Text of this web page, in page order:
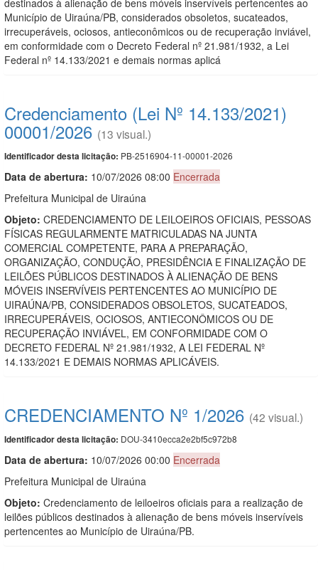
Município de Uiraúna/PB, considerados obsoletos, sucateados,
irrecuperáveis, ociosos, antieconômicos ou de recuperação inviável,
em conformidade com o Decreto Federal nº 21.981/1932, a Lei
Federal nº 14.133/2021 e demais normas aplicá
Credenciamento (Lei Nº 14.133/2021)
00001/2026 (13 visual.)
Identificador desta licitação: PB-2516904-11-00001-2026
Data de abertura: 10/07/2026 08:00 Encerrada
Prefeitura Municipal de Uiraúna
Objeto: CREDENCIAMENTO DE LEILOEIROS OFICIAIS, PESSOAS
FÍSICAS REGULARMENTE MATRICULADAS NA JUNTA
COMERCIAL COMPETENTE, PARA A PREPARAÇÃO,
ORGANIZAÇÃO, CONDUÇÃO, PRESIDÊNCIA E FINALIZAÇÃO DE
LEILÕES PÚBLICOS DESTINADOS À ALIENAÇÃO DE BENS
MÓVEIS INSERVÍVEIS PERTENCENTES AO MUNICÍPIO DE
UIRAÚNA/PB, CONSIDERADOS OBSOLETOS, SUCATEADOS,
IRRECUPERÁVEIS, OCIOSOS, ANTIECONÔMICOS OU DE
RECUPERAÇÃO INVIÁVEL, EM CONFORMIDADE COM O
DECRETO FEDERAL Nº 21.981/1932, A LEI FEDERAL Nº
14.133/2021 E DEMAIS NORMAS APLICÁVEIS.
CREDENCIAMENTO Nº 1/2026 (42 visual.)
Identificador desta licitação: DOU-3410ecca2e2bf5c972b8
Data de abertura: 10/07/2026 00:00 Encerrada
Prefeitura Municipal de Uiraúna
Objeto: Credenciamento de leiloeiros oficiais para a realização de
leilões públicos destinados à alienação de bens móveis inservíveis
pertencentes ao Município de Uiraúna/PB.